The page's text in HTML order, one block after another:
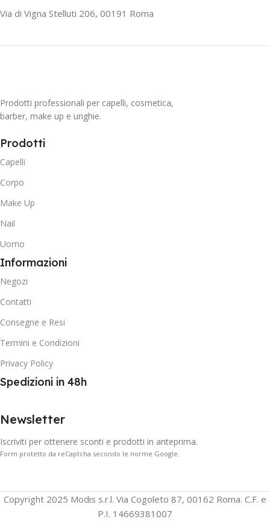
Via di Vigna Stelluti 206, 00191 Roma
Prodotti professionali per capelli, cosmetica,
barber, make up e unghie.
Prodotti
Capelli
Corpo
Make Up
Nail
Uomo
Informazioni
Negozi
Contatti
Consegne e Resi
Termini e Condizioni
Privacy Policy
Spedizioni in 48h
Newsletter
Iscriviti per ottenere sconti e prodotti in anteprima.
Form protetto da reCaptcha secondo le norme Google.
Copyright 2025 Modis s.r.l. Via Cogoleto 87, 00162 Roma. C.F. e
P.I. 14669381007